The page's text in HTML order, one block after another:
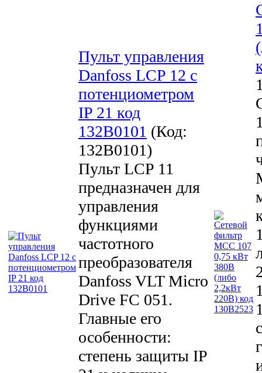
Пульт управления
Danfoss LCP 12 с
потенциометром
IP 21 код
132B0101 (Код:
132B0101)
Пульт LCP 11
предназначен для
управления
функциями
частотного
преобразователя
Danfoss VLT Micro
Drive FC 051.
Главные его
особенности:
степень защиты IP